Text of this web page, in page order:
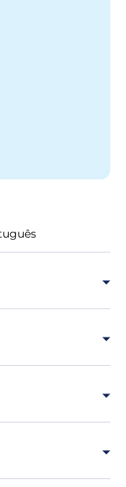
de coluna